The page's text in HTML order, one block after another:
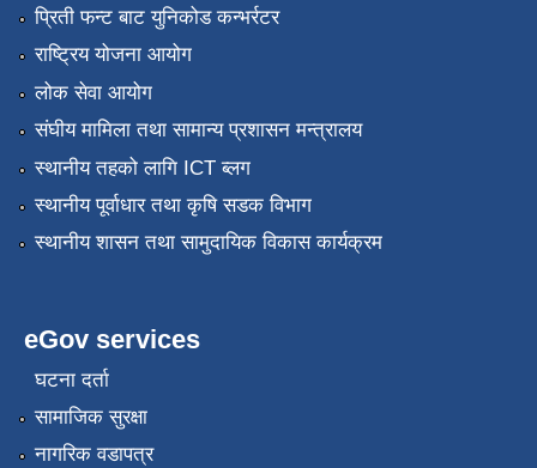
प्रिती फन्ट बाट युनिकोड कन्भर्रटर
राष्ट्रिय योजना आयोग
लोक सेवा आयोग
संघीय मामिला तथा सामान्य प्रशासन मन्त्रालय
स्थानीय तहको लागि ICT ब्लग
स्थानीय पूर्वाधार तथा कृषि सडक विभाग
स्थानीय शासन तथा सामुदायिक विकास कार्यक्रम
eGov services
घटना दर्ता
सामाजिक सुरक्षा
नागरिक वडापत्र